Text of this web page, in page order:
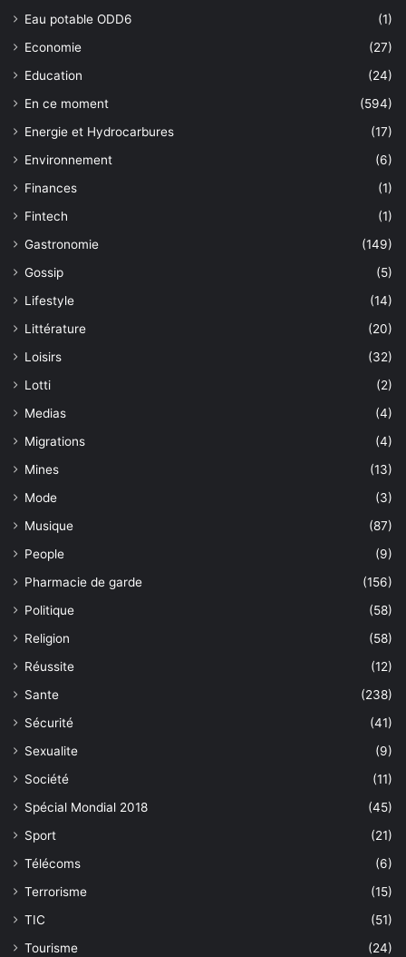
Eau potable ODD6
(1)
Economie
(27)
Education
(24)
En ce moment
(594)
Energie et Hydrocarbures
(17)
Environnement
(6)
Finances
(1)
Fintech
(1)
Gastronomie
(149)
Gossip
(5)
Lifestyle
(14)
Littérature
(20)
Loisirs
(32)
Lotti
(2)
Medias
(4)
Migrations
(4)
Mines
(13)
Mode
(3)
Musique
(87)
People
(9)
Pharmacie de garde
(156)
Politique
(58)
Religion
(58)
Réussite
(12)
Sante
(238)
Sécurité
(41)
Sexualite
(9)
Société
(11)
Spécial Mondial 2018
(45)
Sport
(21)
Télécoms
(6)
Terrorisme
(15)
TIC
(51)
Tourisme
(24)